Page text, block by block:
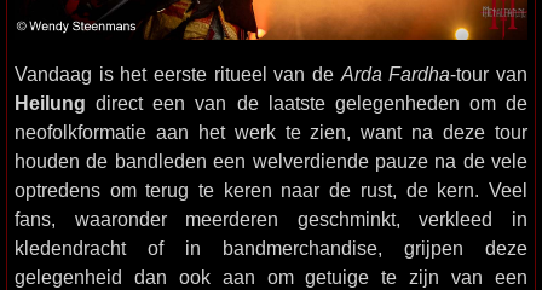
Vandaag is het eerste ritueel van de Arda Fardha-tour van
Heilung direct een van de laatste gelegenheden om de
neofolkformatie aan het werk te zien, want na deze tour
houden de bandleden een welverdiende pauze na de vele
optredens om terug te keren naar de rust, de kern. Veel
fans, waaronder meerderen geschminkt, verkleed in
kledendracht of in bandmerchandise, grijpen deze
gelegenheid dan ook aan om getuige te zijn van een